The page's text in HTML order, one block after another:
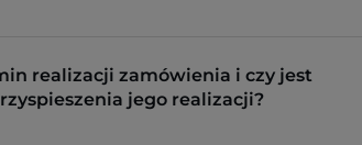
realizacji zamówienia i czy jest
jego realizacji?